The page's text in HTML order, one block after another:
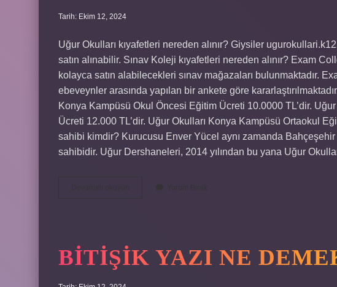
Tarih: Ekim 12, 2024
Uğur Okulları kıyafetleri nereden alınır? Giysiler
satın alınabilir. Sınav Koleji kıyafetleri nereden alınır? Exam
kolayca satın alabilecekleri sınav mağazaları bulunmaktadır.
ebeveynler arasında yapılan bir ankete göre
Konya Kampüsü Okul Öncesi Eğitim Ücreti 10.0000 TL’dir.
Ücreti 12.000 TL’dir. Uğur Okulları Konya Kampüsü Ortaokul
sahibi kimdir? Kurucusu Enver Yücel aynı zamanda
sahibidir. Uğur Dershaneleri, 2014 yılından bu yana Uğur
BITIŞIK YAZI NE